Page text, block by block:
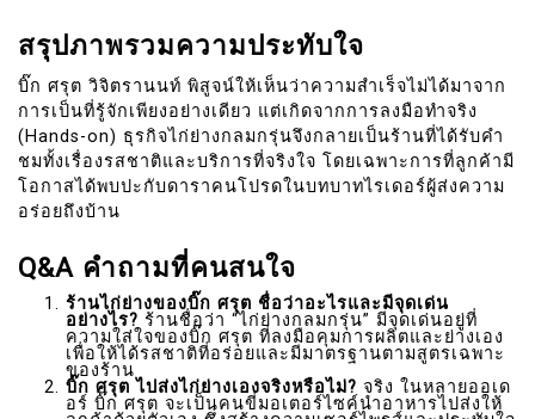
สรุปภาพรวมความประทับใจ
บิ๊ก ศรุต วิจิตรานนท์ พิสูจน์ให้เห็นว่าความสำเร็จไม่ได้มาจาก
การเป็นที่รู้จักเพียงอย่างเดียว แต่เกิดจากการลงมือทำจริง
(Hands-on) ธุรกิจไก่ย่างกลมกรุ่นจึงกลายเป็นร้านที่ได้รับคำ
ชมทั้งเรื่องรสชาติและบริการที่จริงใจ โดยเฉพาะการที่ลูกค้ามี
โอกาสได้พบปะกับดาราคนโปรดในบทบาทไรเดอร์ผู้ส่งความ
อร่อยถึงบ้าน
Q&A คำถามที่คนสนใจ
ร้านไก่ย่างของบิ๊ก ศรุต ชื่อว่าอะไรและมีจุดเด่น
อย่างไร? ร้านชื่อว่า “ไก่ย่างกลมกรุ่น” มีจุดเด่นอยู่ที่
ความใส่ใจของบิ๊ก ศรุต ที่ลงมือคุมการผลิตและย่างเอง
เพื่อให้ได้รสชาติที่อร่อยและมีมาตรฐานตามสูตรเฉพาะ
ของร้าน
บิ๊ก ศรุต ไปส่งไก่ย่างเองจริงหรือไม่? จริง ในหลายออเด
อร์ บิ๊ก ศรุต จะเป็นคนขี่มอเตอร์ไซค์นำอาหารไปส่งให้